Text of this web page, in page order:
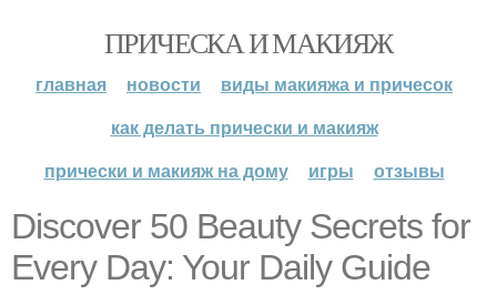
ПРИЧЕСКА И МАКИЯЖ
главная новости
виды макияжа и причесок
как делать прически и макияж
прически и макияж на дому
игры отзывы
Discover 50 Beauty Secrets for
Every Day: Your Daily Guide